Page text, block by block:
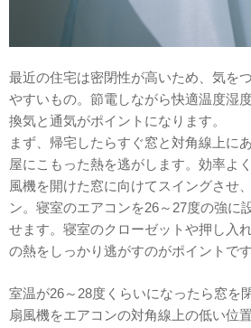
最近の住宅は密閉性が高いため、気を
やすいもの。節電しながら快適温度湿
換気と通気がポイントになります。
まず、帰宅したらすぐ窓と対角線上に
屋にこもった熱を逃がします。効率よ
風機を開けた窓に向けてスイングさせ
ン。寝室のエアコンを26～27度の強に
せます。寝室のクローゼットや押し入
の熱をしっかり逃がすのがポイントです
室温が26～28度くらいになったら窓を
扇風機をエアコンの対角線上の低い位